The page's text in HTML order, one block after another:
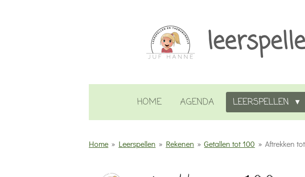
HOME AGENDA LEERSPELLEN
Home » Leerspellen » Rekenen » Getallen tot 100 » Aftrekken